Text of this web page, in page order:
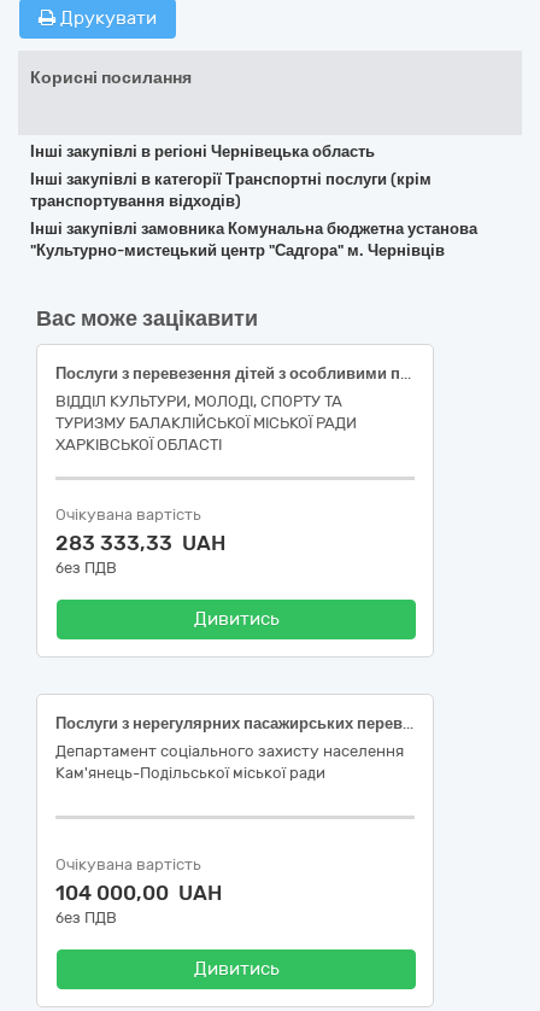
Друкувати
Корисні посилання
Інші закупівлі в регіоні Чернівецька область
Інші закупівлі в категорії Транспортні послуги (крім
транспортування відходів)
Інші закупівлі замовника Комунальна бюджетна установа
"Культурно-мистецький центр "Садгора" м. Чернівців
Вас може зацікавити
Послуги з перевезення дітей з особливими потребами, дітей з інвалідністю та дітей інших пільгових категорій в тому числі талановитих та обдарованих дітей у супроводі одного з батьків, що їх супроводжують до місць розташування партнерських дитячих закладів відпочинку, оздоровчих таборів у с. Северинівка Вінницької області
ВІДДІЛ КУЛЬТУРИ, МОЛОДІ, СПОРТУ ТА
ТУРИЗМУ БАЛАКЛІЙСЬКОЇ МІСЬКОЇ РАДИ
ХАРКІВСЬКОЇ ОБЛАСТІ
Очікувана вартість
283 333,33 UAH
без ПДВ
Дивитись
Послуги з нерегулярних пасажирських перевезень організованих груп дітей та супроводжуючих осіб за кордон
Департамент соціального захисту населення
Кам'янець-Подільської міської ради
Очікувана вартість
104 000,00 UAH
без ПДВ
Дивитись